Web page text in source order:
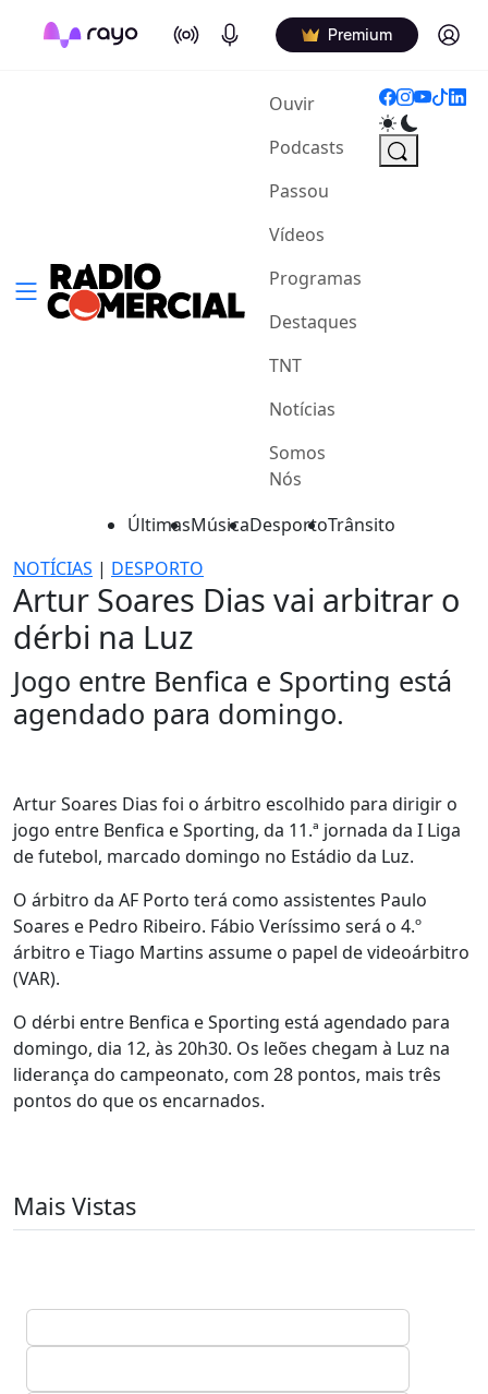
On Air Podcasts Premium Log in
Ouvir(current)
Podcasts
Passou
Vídeos
Programas
Destaques
TNT
Notícias
Somos
Nós
ÚltimasMúsicaDesportoTrânsito
NOTÍCIAS | DESPORTO
Artur Soares Dias vai arbitrar o
dérbi na Luz
Jogo entre Benfica e Sporting está
agendado para domingo.
Artur Soares Dias foi o árbitro escolhido para dirigir o
jogo entre Benfica e Sporting, da 11.ª jornada da I Liga
de futebol, marcado domingo no Estádio da Luz.
O árbitro da AF Porto terá como assistentes Paulo
Soares e Pedro Ribeiro. Fábio Veríssimo será o 4.º
árbitro e Tiago Martins assume o papel de videoárbitro
(VAR).
O dérbi entre Benfica e Sporting está agendado para
domingo, dia 12, às 20h30. Os leões chegam à Luz na
liderança do campeonato, com 28 pontos, mais três
pontos do que os encarnados.
Mais Vistas